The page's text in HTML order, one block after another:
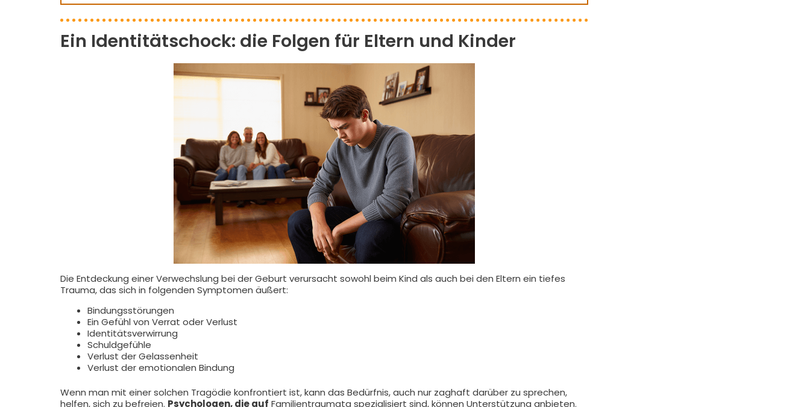
Ein Identitätschock: die Folgen für Eltern und Kinder
Die Entdeckung einer Verwechslung bei der Geburt verursacht sowohl beim Kind als auch bei den Eltern ein tiefes
Trauma, das sich in folgenden Symptomen äußert:
Bindungsstörungen
Ein Gefühl von Verrat oder Verlust
Identitätsverwirrung
Schuldgefühle
Verlust der Gelassenheit
Verlust der emotionalen Bindung
Wenn man mit einer solchen Tragödie konfrontiert ist, kann das Bedürfnis, auch nur zaghaft darüber zu sprechen,
helfen, sich zu befreien. Psychologen, die auf Familientraumata spezialisiert sind, können Unterstützung anbieten.